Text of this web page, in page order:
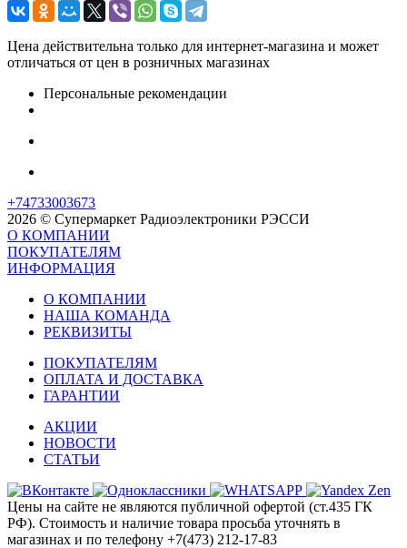
Цена действительна только для интернет-магазина и может
отличаться от цен в розничных магазинах
Персональные рекомендации
+74733003673
2026 © Супермаркет Радиоэлектроники РЭССИ
О КОМПАНИИ
ПОКУПАТЕЛЯМ
ИНФОРМАЦИЯ
О КОМПАНИИ
НАША КОМАНДА
РЕКВИЗИТЫ
ПОКУПАТЕЛЯМ
ОПЛАТА И ДОСТАВКА
ГАРАНТИИ
АКЦИИ
НОВОСТИ
СТАТЬИ
Цены на сайте не являются публичной офертой (ст.435 ГК
РФ). Стоимость и наличие товара просьба уточнять в
магазинах и по телефону +7(473) 212-17-83